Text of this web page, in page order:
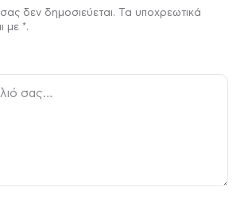
δεν δημοσιεύεται. Τα υποχρεωτικά
με *.